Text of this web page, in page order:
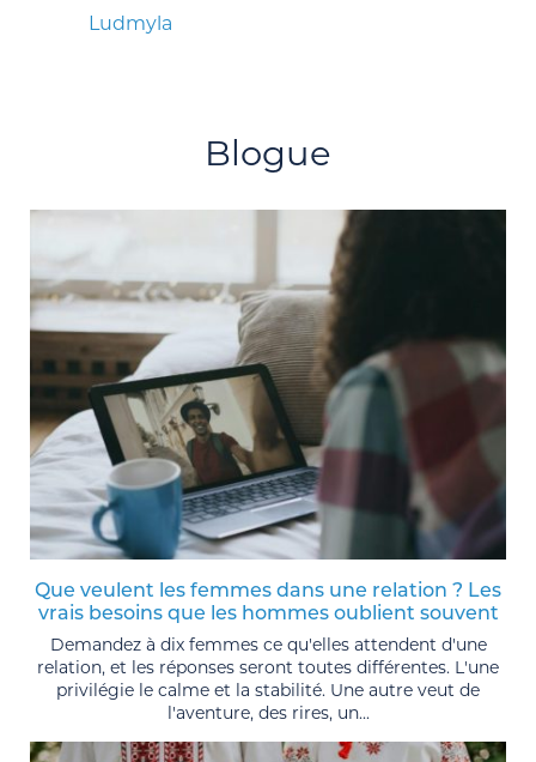
Ludmyla
Blogue
Que veulent les femmes dans une relation ? Les
vrais besoins que les hommes oublient souvent
Demandez à dix femmes ce qu'elles attendent d'une
relation, et les réponses seront toutes différentes. L'une
privilégie le calme et la stabilité. Une autre veut de
l'aventure, des rires, un...